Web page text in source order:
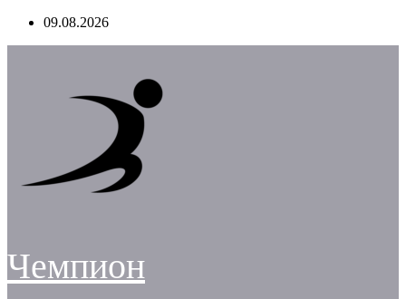
Перейти09.08.2026
Чемпион